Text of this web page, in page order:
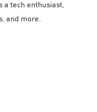
a tech enthusiast,
and more.